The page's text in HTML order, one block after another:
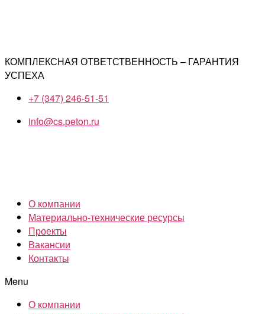
КОМПЛЕКСНАЯ ОТВЕТСТВЕННОСТЬ – ГАРАНТИЯ
УСПЕХА
+7 (347) 246-51-51
info@cs.peton.ru
О компании
Материально-технические ресурсы
Проекты
Вакансии
Контакты
Menu
О компании